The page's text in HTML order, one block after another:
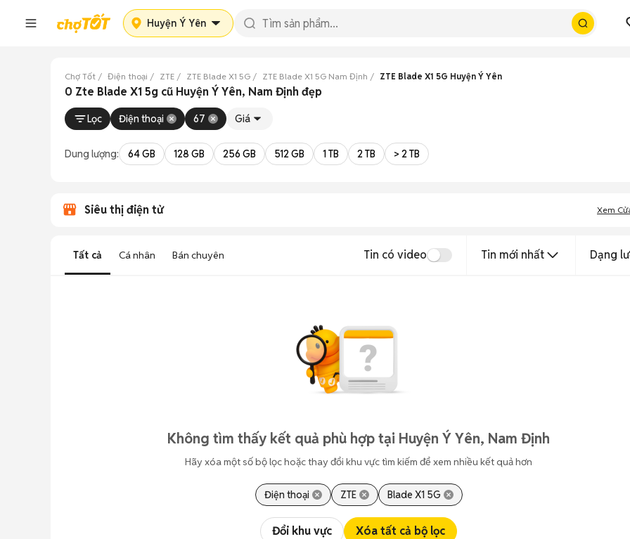
Huyện Ý Yên
Chợ Tốt Điện thoại ZTE ZTE Blade X1 5G ZTE Blade X1 5G Nam Định ZTE Blade X1 5G Huyện Ý Yên
0 Zte Blade X1 5g cũ Huyện Ý Yên, Nam Định đẹp
Lọc Điện thoại 67 Giá
Dung lượng: 64 GB 128 GB 256 GB 512 GB 1 TB 2 TB > 2 TB
Siêu thị điện tử Xem
Tất cả Cá nhân Bán chuyên Tin có video Tin mới nhất Dạng
Không tìm thấy kết quả phù hợp tại Huyện Ý Yên, Nam Định
Hãy xóa một số bộ lọc hoặc thay đổi khu vực tìm kiếm để xem nhiều kết quả hơn
Điện thoại ZTE Blade X1 5G
Đổi khu vực Xóa tất cả bộ lọc